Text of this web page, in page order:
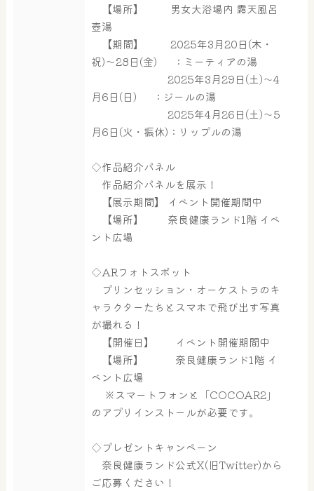
大浴場 サウナ・岩盤浴
屋内レジャープール グルメ
奈良わんぱくランド
はしゃきっズ
ご宿泊
【場所】 男女大浴場内 露天風呂
壺湯
【期間】 2025年3月20日(木・
祝)～28日(金) ：ミーティアの湯
2025年3月29日(土)～4
月6日(日) ：ジールの湯
2025年4月26日(土)～5
月6日(火・振休)：リップルの湯
◇作品紹介パネル
作品紹介パネルを展示！
【展示期間】 イベント開催期間中
【場所】 奈良健康ランド1階 イベ
ント広場
◇ARフォトスポット
プリンセッション・オーケストラのキ
ャラクターたちとスマホで飛び出す写真
が撮れる！
【開催日】 イベント開催期間中
【場所】 奈良健康ランド1階 イ
ベント広場
※スマートフォンと「COCOAR2」
のアプリインストールが必要です。
◇プレゼントキャンペーン
奈良健康ランド公式X(旧Twitter)から
ご応募ください！